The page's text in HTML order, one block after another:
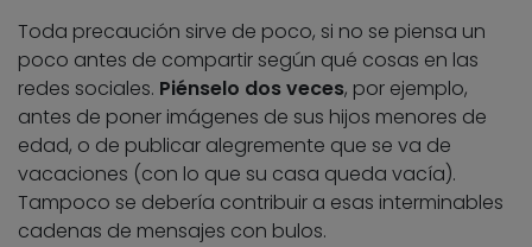
Toda precaución sirve de poco, si no se piensa un
poco antes de compartir según qué cosas en las
redes sociales. Piénselo dos veces, por ejemplo,
antes de poner imágenes de sus hijos menores de
edad, o de publicar alegremente que se va de
vacaciones (con lo que su casa queda vacía).
Tampoco se debería contribuir a esas interminables
cadenas de mensajes con bulos.